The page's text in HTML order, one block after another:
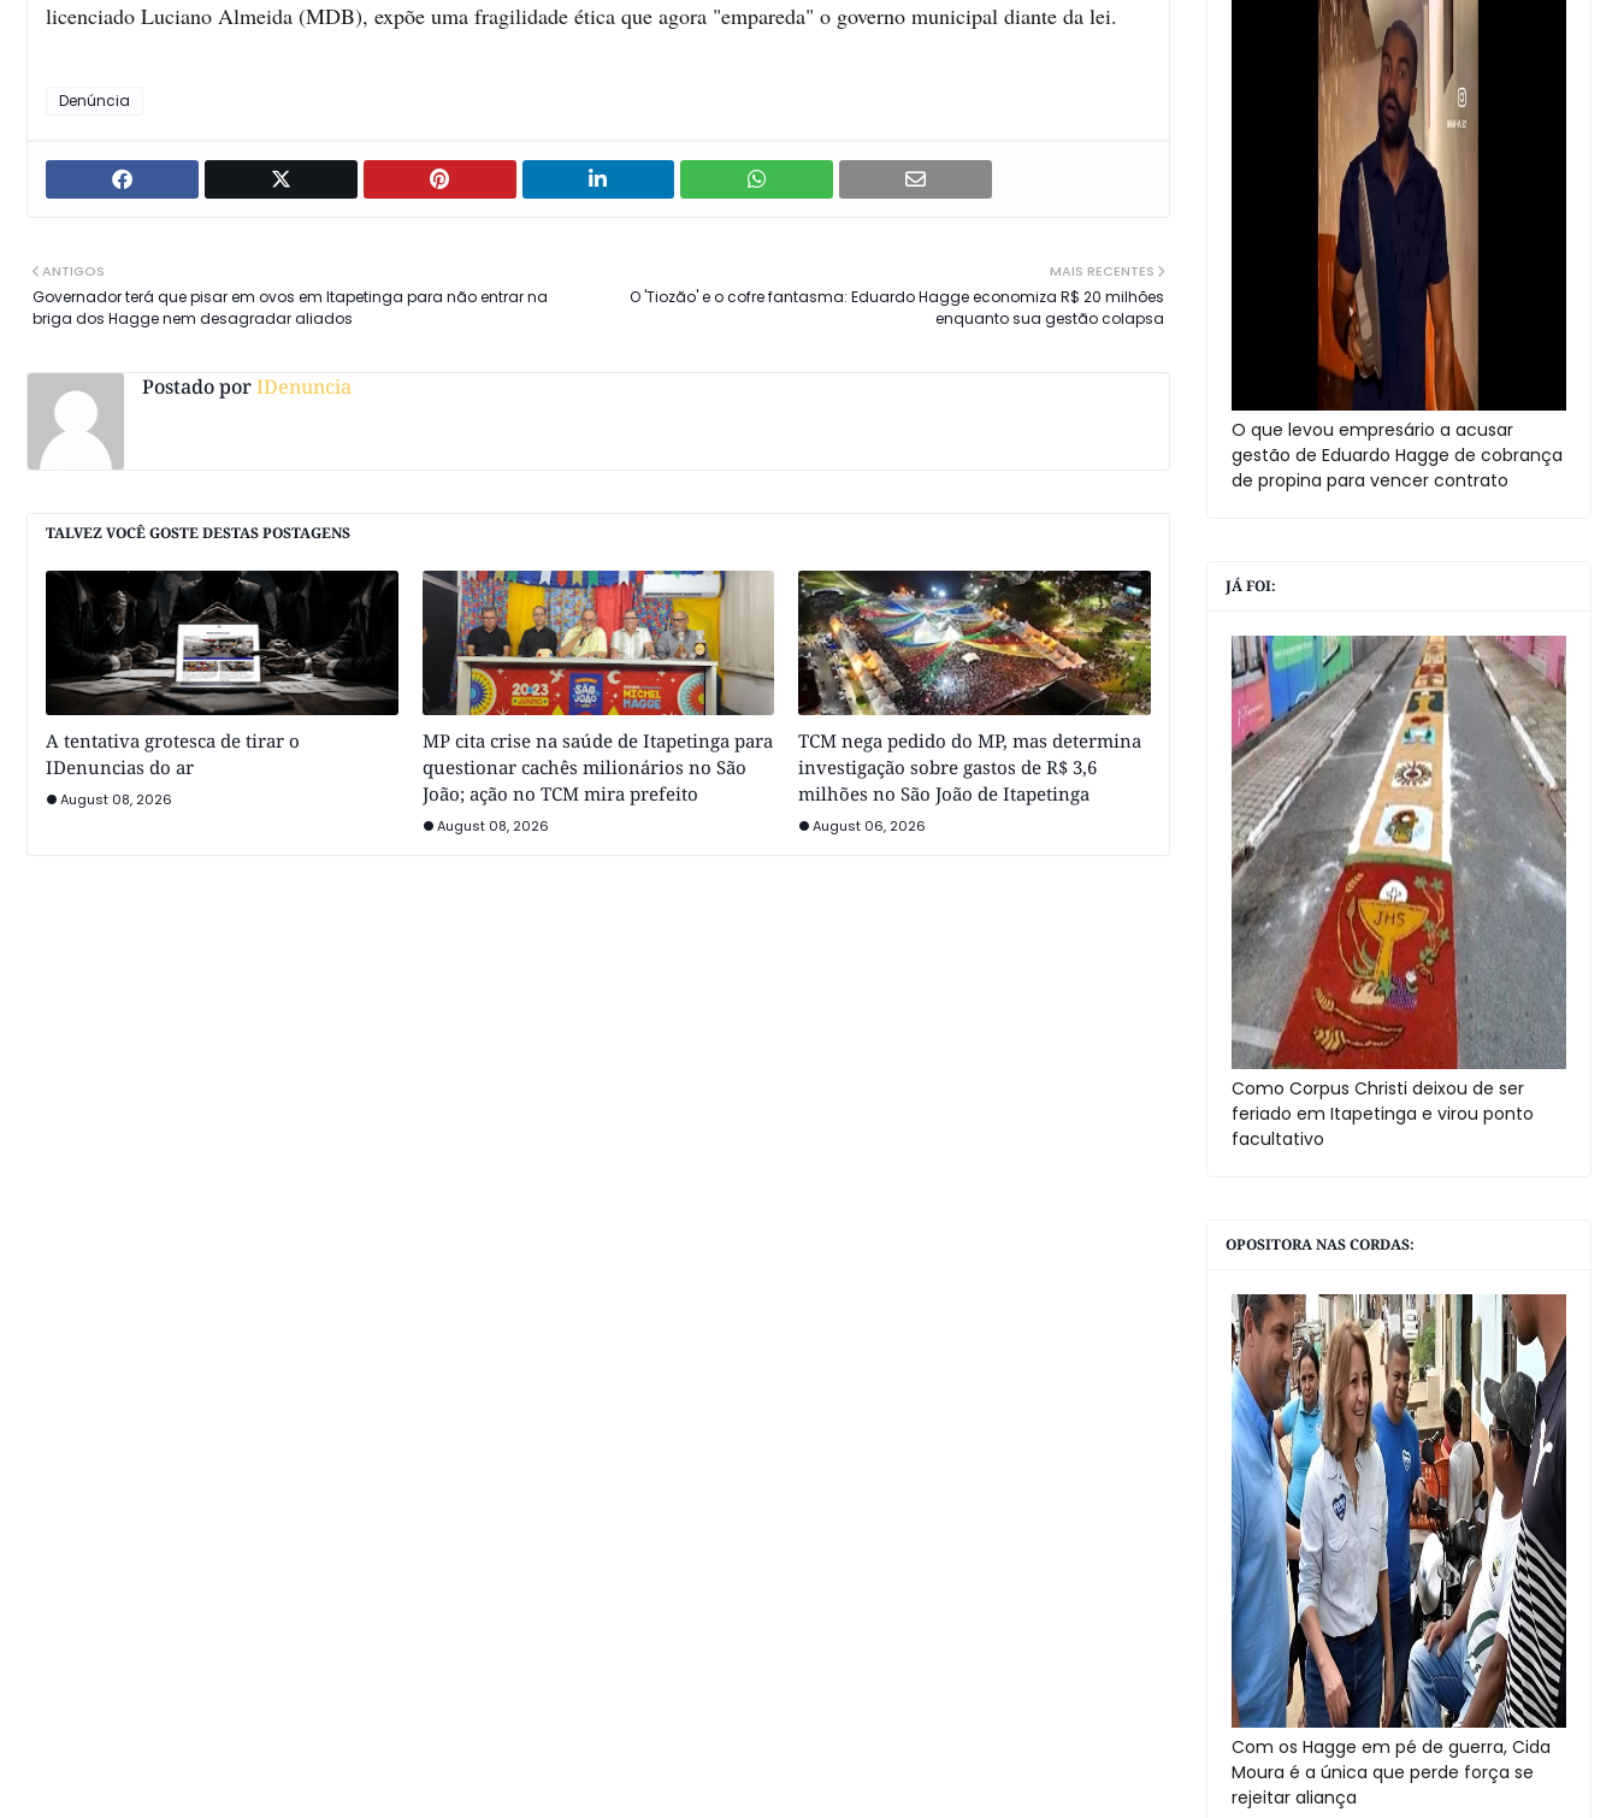
licenciado Luciano Almeida (MDB), expõe uma fragilidade ética que agora "empareda" o governo municipal diante da lei.
Denúncia
MAIS RECENTES
O 'Tiozão' e o cofre fantasma: Eduardo Hagge economiza R$ 20 milhões
enquanto sua gestão colapsa
ANTIGOS
Governador terá que pisar em ovos em Itapetinga para não entrar na
briga dos Hagge nem desagradar aliados
Postado porIDenuncia
TALVEZ VOCÊ GOSTE DESTAS POSTAGENS
A tentativa grotesca de tirar o
IDenuncias do ar
August 08, 2026
MP cita crise na saúde de Itapetinga para
questionar cachês milionários no São
João; ação no TCM mira prefeito
August 08, 2026
TCM nega pedido do MP, mas determina
investigação sobre gastos de R$ 3,6
milhões no São João de Itapetinga
August 06, 2026
O que levou empresário a acusar
gestão de Eduardo Hagge de cobrança
de propina para vencer contrato
JÁ FOI:
Como Corpus Christi deixou de ser
feriado em Itapetinga e virou ponto
facultativo
OPOSITORA NAS CORDAS:
Com os Hagge em pé de guerra, Cida
Moura é a única que perde força se
rejeitar aliança